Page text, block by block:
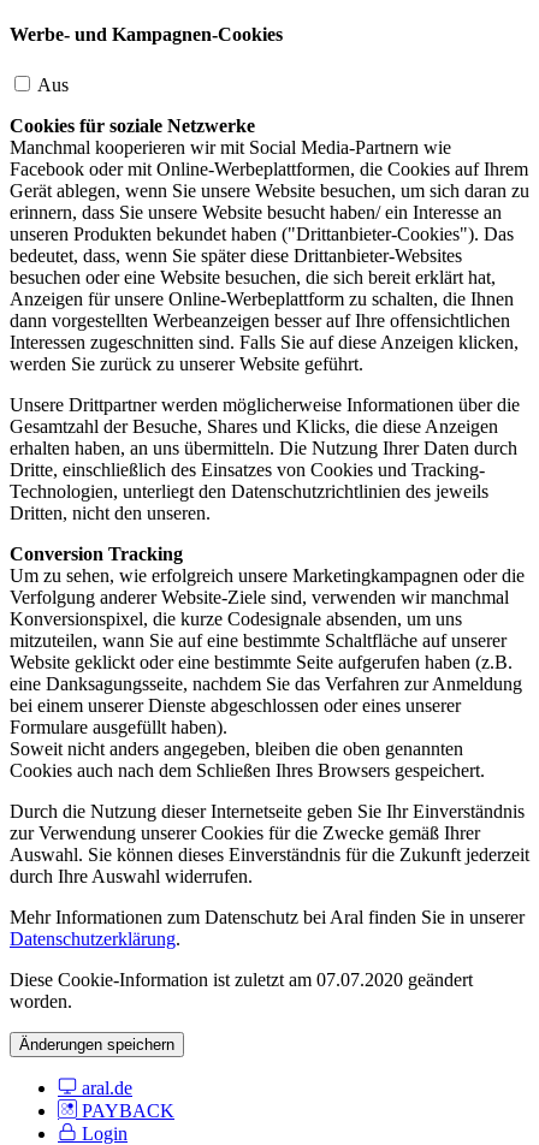
Werbe- und Kampagnen-Cookies
Aus
Cookies für soziale Netzwerke
Manchmal kooperieren wir mit Social Media-Partnern wie
Facebook oder mit Online-Werbeplattformen, die Cookies auf Ihrem
Gerät ablegen, wenn Sie unsere Website besuchen, um sich daran zu
erinnern, dass Sie unsere Website besucht haben/ ein Interesse an
unseren Produkten bekundet haben ("Drittanbieter-Cookies"). Das
bedeutet, dass, wenn Sie später diese Drittanbieter-Websites
besuchen oder eine Website besuchen, die sich bereit erklärt hat,
Anzeigen für unsere Online-Werbeplattform zu schalten, die Ihnen
dann vorgestellten Werbeanzeigen besser auf Ihre offensichtlichen
Interessen zugeschnitten sind. Falls Sie auf diese Anzeigen klicken,
werden Sie zurück zu unserer Website geführt.
Unsere Drittpartner werden möglicherweise Informationen über die
Gesamtzahl der Besuche, Shares und Klicks, die diese Anzeigen
erhalten haben, an uns übermitteln. Die Nutzung Ihrer Daten durch
Dritte, einschließlich des Einsatzes von Cookies und Tracking-
Technologien, unterliegt den Datenschutzrichtlinien des jeweils
Dritten, nicht den unseren.
Conversion Tracking
Um zu sehen, wie erfolgreich unsere Marketingkampagnen oder die
Verfolgung anderer Website-Ziele sind, verwenden wir manchmal
Konversionspixel, die kurze Codesignale absenden, um uns
mitzuteilen, wann Sie auf eine bestimmte Schaltfläche auf unserer
Website geklickt oder eine bestimmte Seite aufgerufen haben (z.B.
eine Danksagungsseite, nachdem Sie das Verfahren zur Anmeldung
bei einem unserer Dienste abgeschlossen oder eines unserer
Formulare ausgefüllt haben).
Soweit nicht anders angegeben, bleiben die oben genannten
Cookies auch nach dem Schließen Ihres Browsers gespeichert.
Durch die Nutzung dieser Internetseite geben Sie Ihr Einverständnis
zur Verwendung unserer Cookies für die Zwecke gemäß Ihrer
Auswahl. Sie können dieses Einverständnis für die Zukunft jederzeit
durch Ihre Auswahl widerrufen.
Mehr Informationen zum Datenschutz bei Aral finden Sie in unserer
Datenschutzerklärung.
Diese Cookie-Information ist zuletzt am 07.07.2020 geändert
worden.
Änderungen speichern
aral.de
PAYBACK
Login